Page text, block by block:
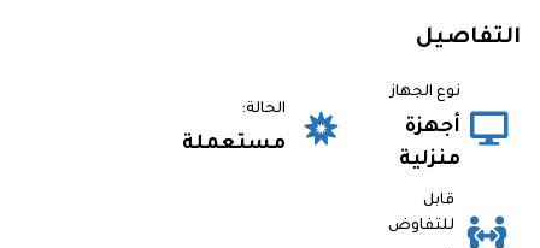
التفاصيل
نوع الجهاز
أجهزة
منزلية
الحالة:
مستعملة
قابل
للتفاوض